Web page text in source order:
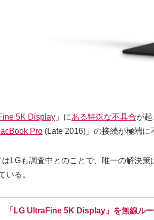
5K Display 」にある特殊な不具合が
Pro (Late 2016)」の接続が極端に
LGも調査中とのことで、唯一の解決
いる。
「LG UltraFine 5K Display」を無線ル